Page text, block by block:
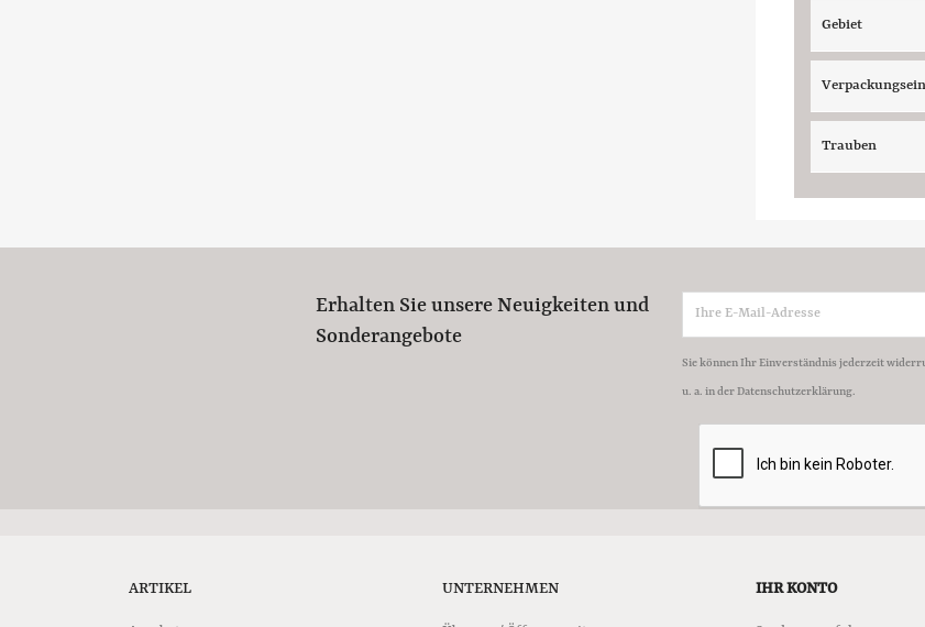
Gebiet
Trauben
Erhalten Sie unsere Neuigkeiten und
Sonderangebote
Sie können Ihr Einverständnis jederzeit
u. a. in der Datenschutzerklärung.
ARTIKEL UNTERNEHMEN IHR KONTO